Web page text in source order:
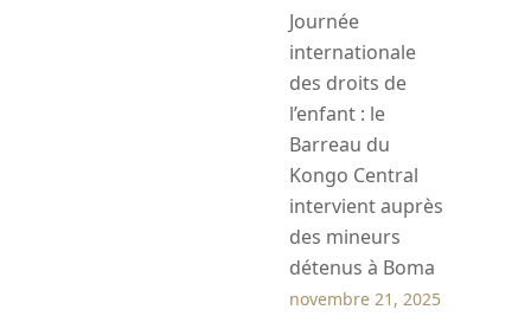
Journée
internationale
des droits de
l’enfant : le
Barreau du
Kongo Central
intervient auprès
des mineurs
détenus à Boma
novembre 21, 2025